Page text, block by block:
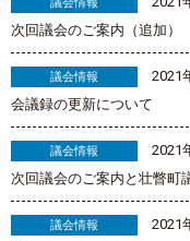
議会情報
次回議会のご案内（追加）
議会情報
2021
会議録の更新について
議会情報
2021
次回議会のご案内と壮瞥町
議会情報
2021